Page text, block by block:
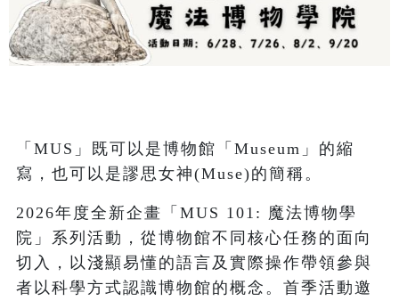
「MUS」既可以是博物館「Museum」的縮
寫，也可以是謬思女神(Muse)的簡稱。
2026年度全新企畫「MUS 101: 魔法博物學
院」系列活動，從博物館不同核心任務的面向
切入，以淺顯易懂的語言及實際操作帶領參與
者以科學方式認識博物館的概念。首季活動邀